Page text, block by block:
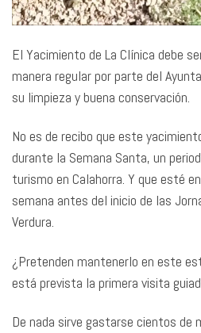
El Yacimiento de La Clínica debe
manera regular por parte del
su limpieza y buena conservación.
No es de recibo que este
durante la Semana Santa, un
turismo en Calahorra. Y que esté
semana antes del inicio de las
Verdura.
¿Pretenden mantenerlo en este
está prevista la primera visita
De nada sirve gastarse cientos de